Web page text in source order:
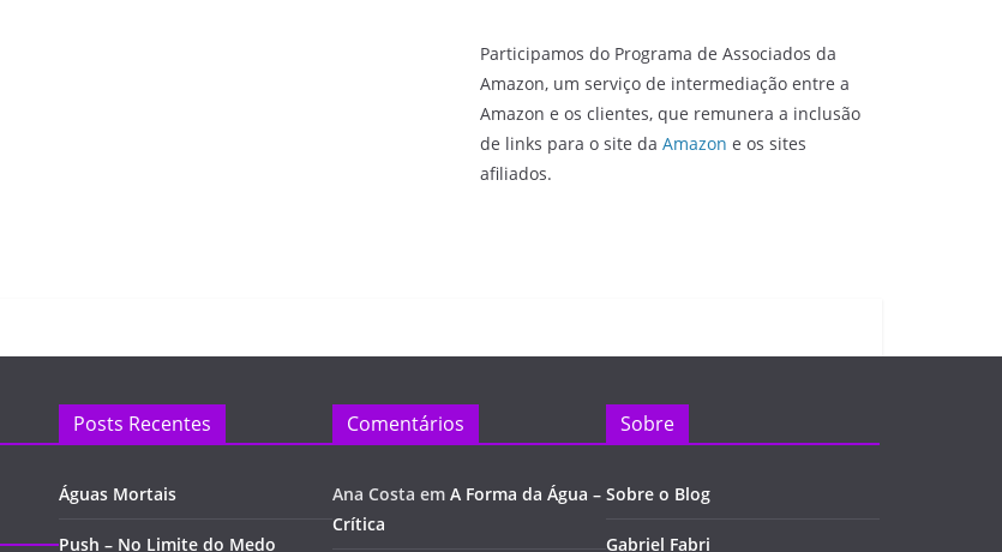
Participamos do Programa de Associados da
Amazon, um serviço de intermediação entre a
Amazon e os clientes, que remunera a inclusão
de links para o site da Amazon e os sites
afiliados.
Posts Recentes
Águas Mortais
Push – No Limite do Medo
Comentários
Ana Costa em A Forma da Água –
Crítica
Sobre
Sobre o Blog
Gabriel Fabri